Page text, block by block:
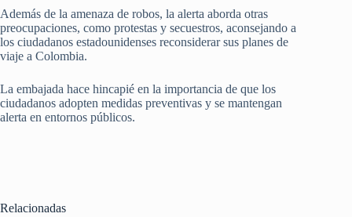
Además de la amenaza de robos, la alerta aborda otras
preocupaciones, como protestas y secuestros, aconsejando a
los ciudadanos estadounidenses reconsiderar sus planes de
viaje a Colombia.
La embajada hace hincapié en la importancia de que los
ciudadanos adopten medidas preventivas y se mantengan
alerta en entornos públicos.
Relacionadas